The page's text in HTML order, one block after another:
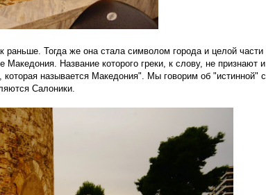
Тогда же она стала символом города и целой части
Македония. Название которого греки, к слову, не признают и
называется Македония". Мы говорим об "истинной" с
Салоники.